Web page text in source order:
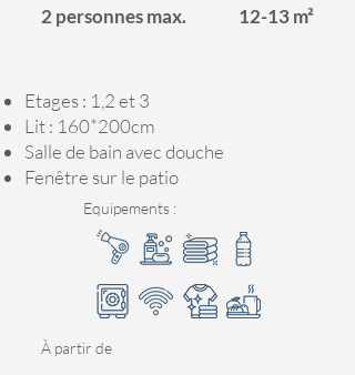
2 personnes max. 12-13 m²
Etages : 1,2 et 3
Lit : 160*200cm
Salle de bain avec douche
Fenêtre sur le patio
Equipements :
À partir de